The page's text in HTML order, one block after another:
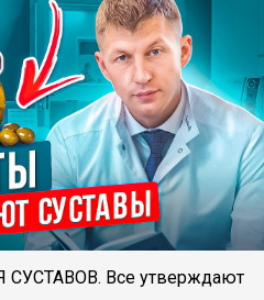
СУСТАВОВ. Все утверждают